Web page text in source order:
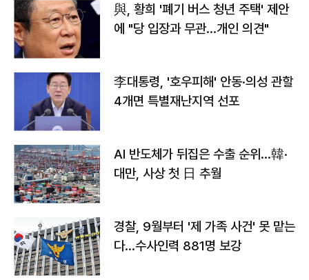
與, 황희 '폐기 버스 청년 주택' 제안
에 "당 입장과 무관…개인 의견"
李대통령, '호우피해' 안동·의성 관할
4개면 특별재난지역 선포
AI 반도체가 뒤집은 수출 순위…韓·
대만, 사상 첫 日 추월
경찰, 9월부터 '제 가족 사건' 못 맡는
다…수사인력 881명 보강